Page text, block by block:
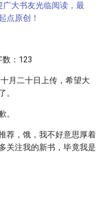
广大书友光临阅读，最
点原创！
：123
月二十日上传，希望大
。
。
荐，饿，我不好意思厚着
关注我的新书，毕竟我是